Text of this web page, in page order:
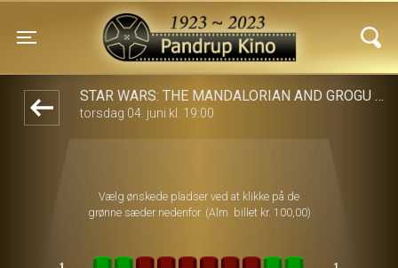
Toggle navigation
Pandrup Kino
STAR WARS: THE MANDALORIAN AND GROGU 2D
torsdag 04. juni kl. 19:00
Vælg ønskede pladser ved at klikke på de
grønne sæder nedenfor. (Alm. billet kr. 100,00)
front03-cc 030956